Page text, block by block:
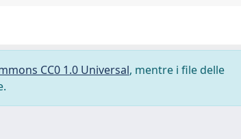
CC0 1.0 Universal, mentre i file delle